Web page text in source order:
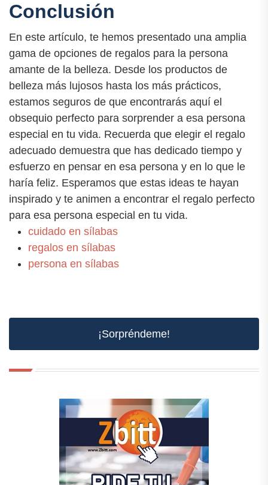
Conclusión
En este artículo, te hemos presentado una amplia
gama de opciones de regalos para la persona
amante de la belleza. Desde los productos de
belleza más lujosos hasta los más prácticos,
estamos seguros de que encontrarás aquí el
obsequio perfecto para sorprender a esa persona
especial en tu vida. Recuerda que elegir el regalo
adecuado demuestra que has dedicado tiempo y
esfuerzo en pensar en esa persona y en lo que le
haría feliz. Esperamos que estas ideas te hayan
inspirado y te animen a encontrar el regalo perfecto
para esa persona especial en tu vida.
cuidado en sílabas
regalos en sílabas
persona en sílabas
¡Sorpréndeme!